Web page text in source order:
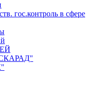
гос.контроль в сфере